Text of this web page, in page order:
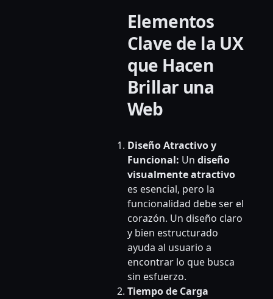
Elementos
Clave de la UX
que Hacen
Brillar una
Web
Diseño Atractivo y
Funcional: Un diseño
visualmente atractivo
es esencial, pero la
funcionalidad debe ser el
corazón. Un diseño claro
y bien estructurado
ayuda al usuario a
encontrar lo que busca
sin esfuerzo.
Tiempo de Carga